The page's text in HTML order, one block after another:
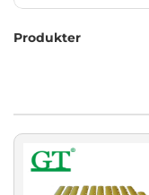
Produkter